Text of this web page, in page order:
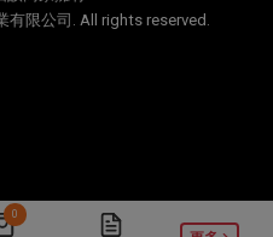
0
限公司. All rights reserved.